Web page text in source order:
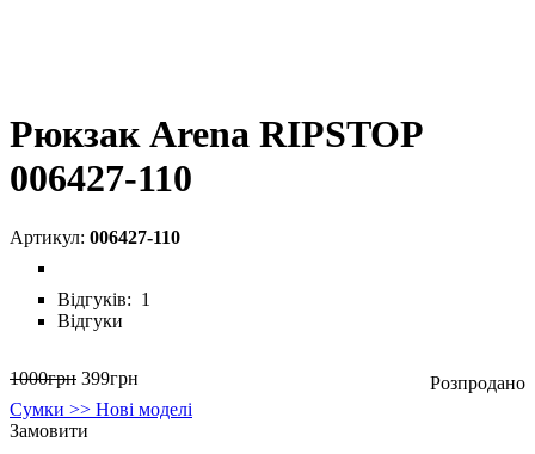
Рюкзак Arena RIPSTOP
006427-110
006427-110
Відгуків: 1
Відгуки
1000грн 399грн
Сумки >> Нові моделі
Замовити